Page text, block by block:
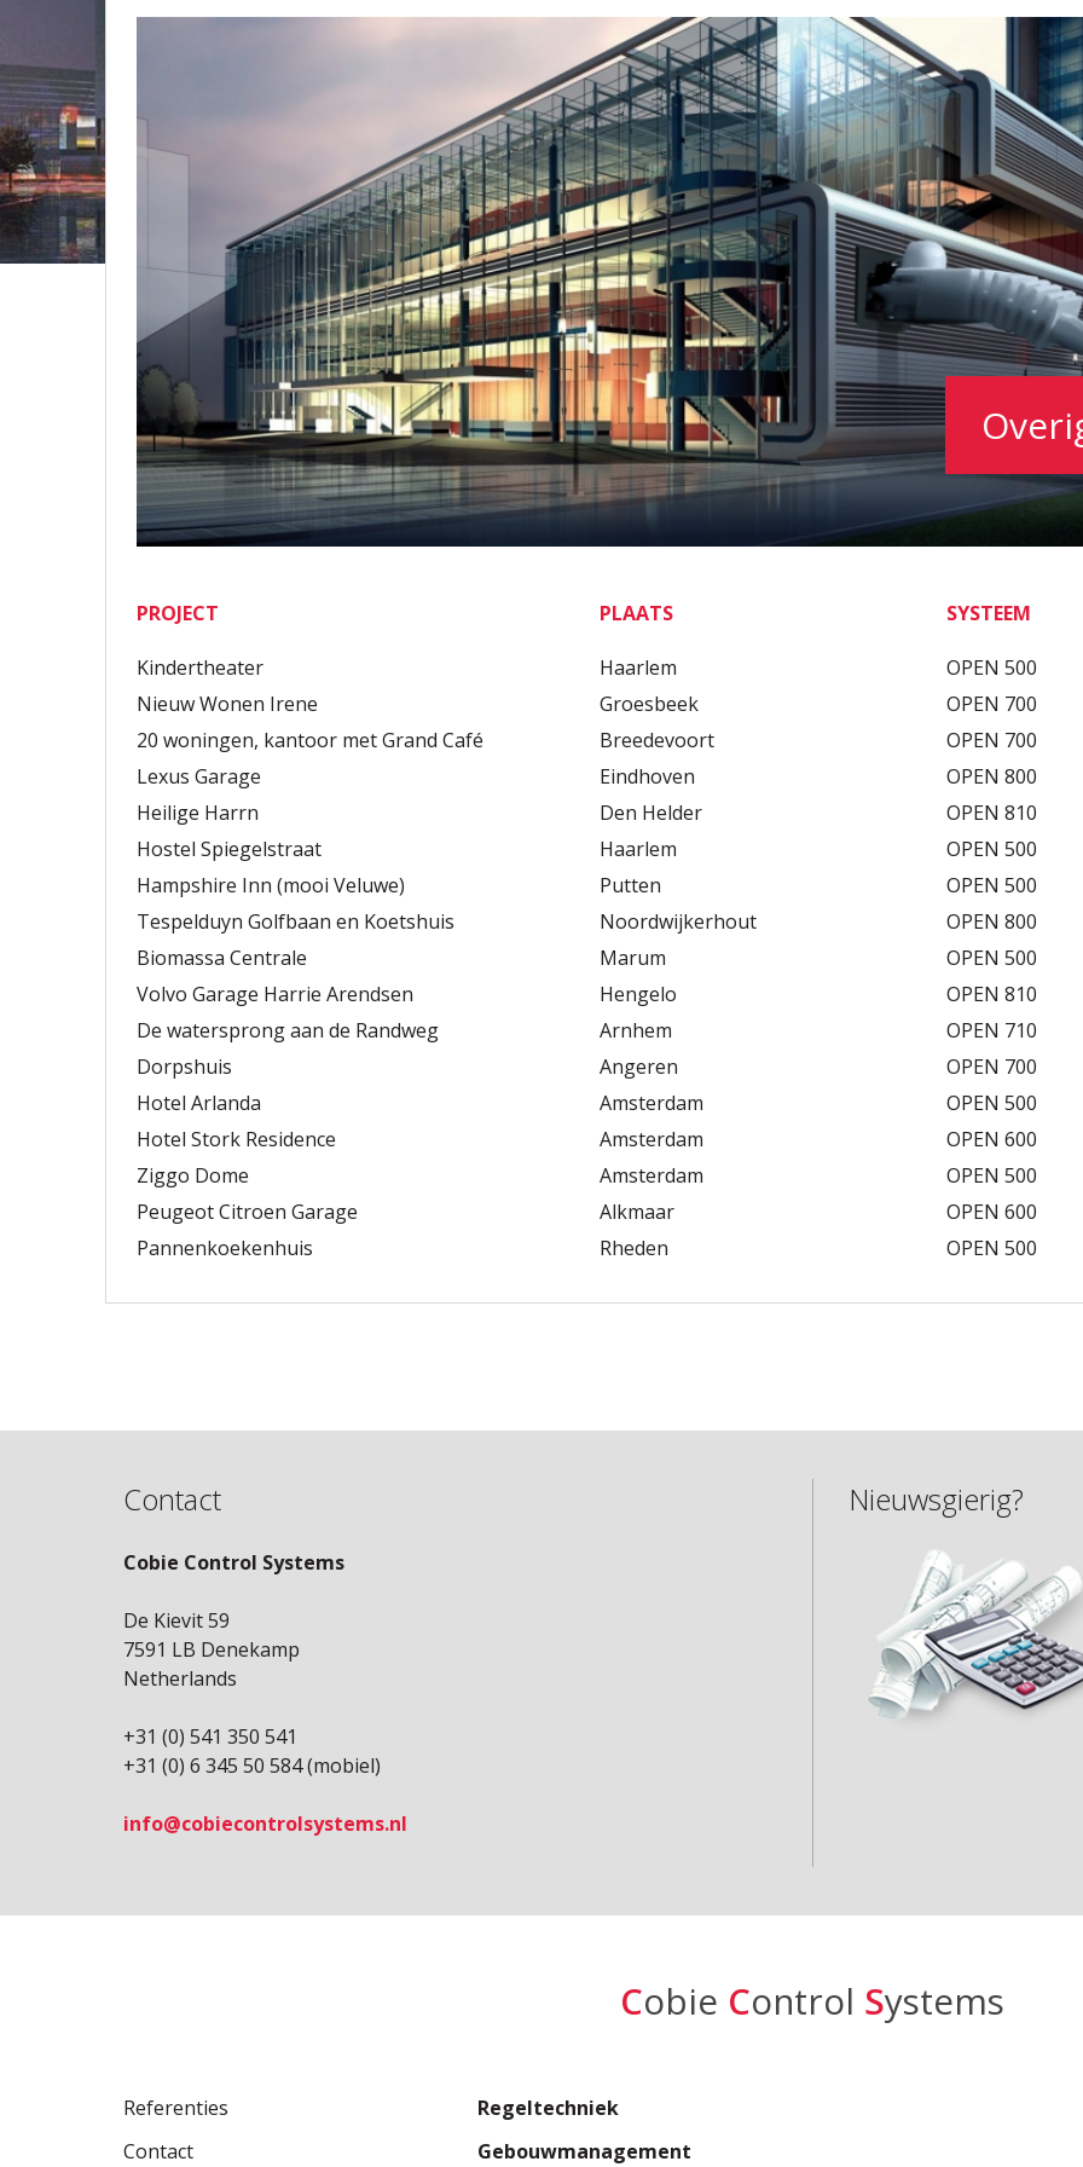
PROJECT PLAATS SYSTEEM
Kindertheater Haarlem
OPEN 500
Nieuw Wonen Irene
Groesbeek
OPEN 700
20 woningen, kantoor met Grand Café
Breedevoort
OPEN 700
Lexus Garage
Eindhoven
OPEN 800
Heilige Harrn
Den Helder
OPEN 810
Hostel Spiegelstraat
Haarlem
OPEN 500
Hampshire Inn (mooi Veluwe)
Putten
OPEN 500
Tespelduyn Golfbaan en Koetshuis
Noordwijkerhout
OPEN 800
Biomassa Centrale
Marum
OPEN 500
Volvo Garage Harrie Arendsen
Hengelo
OPEN 810
De watersprong aan de Randweg
Arnhem
OPEN 710
Dorpshuis
Angeren
OPEN 700
Hotel Arlanda
Amsterdam
OPEN 500
Hotel Stork Residence
Amsterdam
OPEN 600
Ziggo Dome
Amsterdam
OPEN 500
Peugeot Citroen Garage
Alkmaar
OPEN 600
Pannenkoekenhuis
Rheden OPEN 500
Contact
Cobie Control Systems
De Kievit 59
7591 LB Denekamp
Netherlands
+31 (0) 541 350 541
+31 (0) 6 345 50 584 (mobiel)
info@cobiecontrolsystems.nl
Nieuwsgierig?
Cobie Control Systems
Referenties
Contact
Regeltechniek
Gebouwmanagement